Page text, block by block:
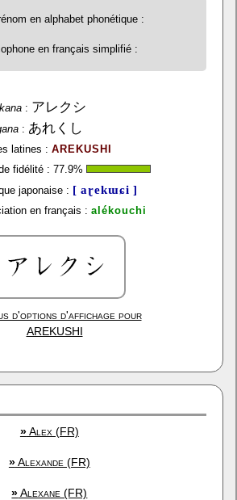
en alphabet phonétique :
en français simplifié :
: アレクシ
: あれくし
latines : AREKUSHI
fidélité : 77.9%
japonaise : [ aɽekɯɕi ]
en français : alékouchi
d'options d'affichage pour
AREKUSHI
»Alex (FR)
»Alexande (FR)
»Alexane (FR)